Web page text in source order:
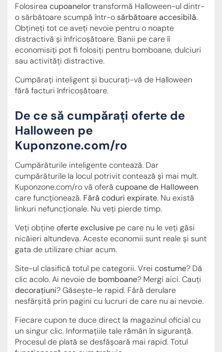
Folosirea cupoanelortransformă Halloween-ul dintr-
o sărbătoare scumpă într-osărbătoare accesibilă.
Obțineți tot ce aveți nevoie pentru o noapte
distractivă și înfricoșătoare. Banii pe care îi
economisiți pot fi folosiți pentru bomboane, dulciuri
sau activități distractive.
Cumpărați inteligent și bucurați-vă de Halloween
fără facturi înfricoșătoare.
De ce să cumpărați oferte de
Halloween pe
Kuponzone.com/ro
Cumpărăturile inteligente contează. Dar
cumpărăturile la locul potrivit contează și mai mult.
Kuponzone.com/ro vă oferă cupoane de Halloween
care funcționează. Fără coduri expirate. Nu există
linkuri nefuncționale. Nu veți pierde timp.
Veți obțineoferte exclusive pe care nu le veți găsi
nicăieri altundeva. Aceste economii sunt reale și sunt
gata de utilizare chiar acum.
Site-ul clasifică totul pe categorii. Vrei costume? Dă
clic acolo. Ai nevoie de bomboane? Mergi aici. Cauți
decorațiuni? Găsește-le rapid. Fără derulare
nesfârșită prin pagini cu lucruri de care nu ai nevoie.
Fiecare cupon te duce direct la magazinul oficial cu
un singur clic. Informațiile tale rămân în siguranță.
Procesul de plată se desfășoară mai rapid. Totul